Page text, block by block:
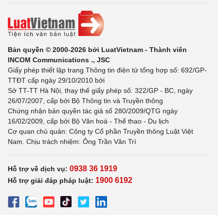
Bản quyền © 2000-2026 bởi LuatVietnam - Thành viên
INCOM Communications ., JSC
Giấy phép thiết lập trang Thông tin điện tử tổng hợp số: 692/GP-
TTĐT cấp ngày 29/10/2010 bởi
Sở TT-TT Hà Nội, thay thế giấy phép số: 322/GP - BC, ngày
26/07/2007, cấp bởi Bộ Thông tin và Truyền thông
Chứng nhận bản quyền tác giả số 280/2009/QTG ngày
16/02/2009, cấp bởi Bộ Văn hoá - Thể thao - Du lịch
Cơ quan chủ quản: Công ty Cổ phần Truyền thông Luật Việt
Nam. Chịu trách nhiệm: Ông Trần Văn Trí
Hỗ trợ về dịch vụ: 0938 36 1919
Hỗ trợ giải đáp pháp luật: 1900 6192